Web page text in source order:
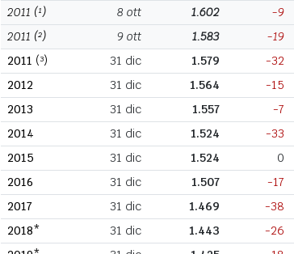
2011 (¹) 8 ott 1.602 -9
2011 (²) 9 ott 1.583 -19
2011 (³) 31 dic 1.579 -32
2012
31 dic 1.564 -15
2013
31 dic 1.557 -7
2014
31 dic 1.524 -33
2015
31 dic 1.524 0
2016
31 dic 1.507 -17
2017
31 dic 1.469 -38
2018*
31 dic 1.443 -26